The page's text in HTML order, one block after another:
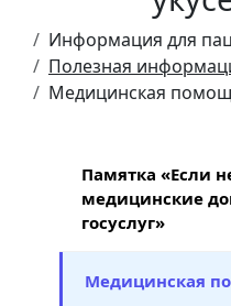
Информация для
Полезная
Медицинская
Памятка «Если
медицинские
госуслуг»
Медицинская